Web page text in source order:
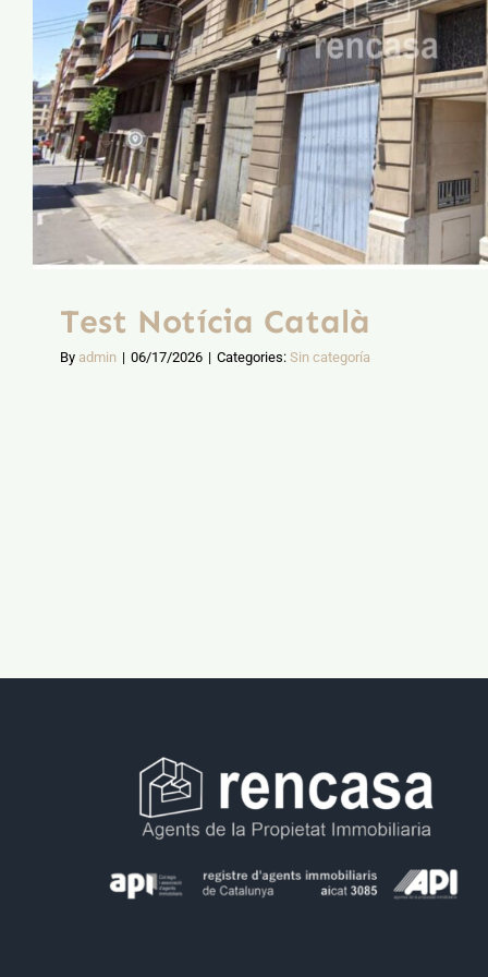
Test Notícia Català
By admin | 06/17/2026 | Categories: Sin categoría